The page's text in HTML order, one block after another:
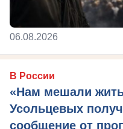
06.08.2026
В России
«Нам мешали
Усольцевых
сообщение от